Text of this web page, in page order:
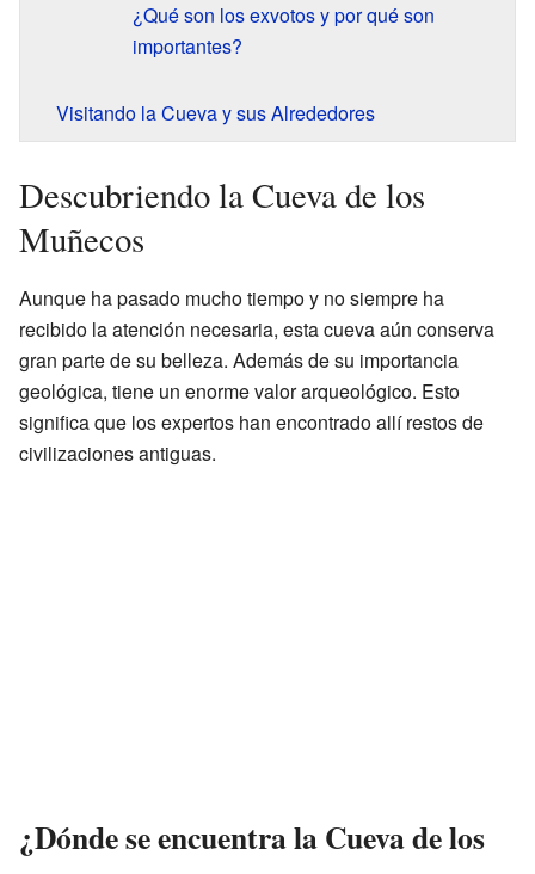
¿Qué son los exvotos y por qué son
importantes?
Visitando la Cueva y sus Alrededores
Descubriendo la Cueva de los
Muñecos
Aunque ha pasado mucho tiempo y no siempre ha
recibido la atención necesaria, esta cueva aún conserva
gran parte de su belleza. Además de su importancia
geológica, tiene un enorme valor arqueológico. Esto
significa que los expertos han encontrado allí restos de
civilizaciones antiguas.
¿Dónde se encuentra la Cueva de los